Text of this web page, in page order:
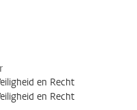
en Recht
en Recht